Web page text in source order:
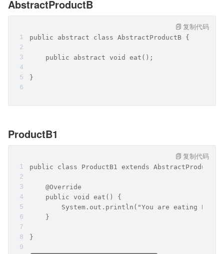
AbstractProductB
public abstract class AbstractProductB {
    public abstract void eat();
}
复制代码
ProductB1
public class ProductB1 extends AbstractProductB
    @Override
    public void eat() {
System.out.println("You are eating
    }
}
复制代码